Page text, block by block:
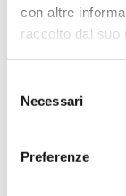
con altre
raccolto dal suo
delNecessari
Preferenze
RELAZIONE
APE_30
LAUREA
Visita al